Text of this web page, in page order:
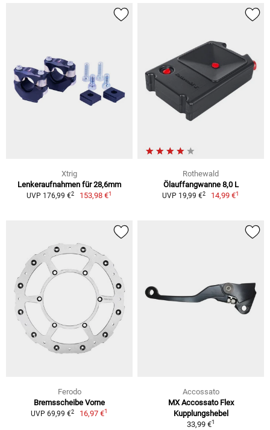
Xtrig
Lenkeraufnahmen für 28,6mm
UVP 176,99 €2 153,98 €1
Rothewald
Ölauffangwanne 8,0 L
UVP 19,99 €2 14,99 €1
Ferodo
Bremsscheibe Vorne
UVP 69,99 €2 16,97 €1
Accossato
MX Accossato Flex
Kupplungshebel
33,99 €1